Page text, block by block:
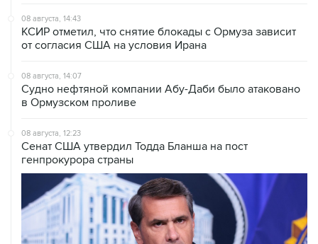
08 августа, 14:43
КСИР отметил, что снятие блокады с Ормуза зависит
от согласия США на условия Ирана
08 августа, 14:07
Судно нефтяной компании Абу-Даби было атаковано
в Ормузском проливе
08 августа, 12:23
Сенат США утвердил Тодда Бланша на пост
генпрокурора страны